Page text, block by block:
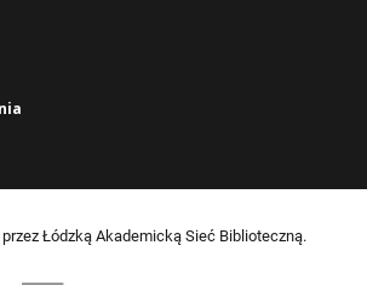
Łódzką Akademicką Sieć Biblioteczną.